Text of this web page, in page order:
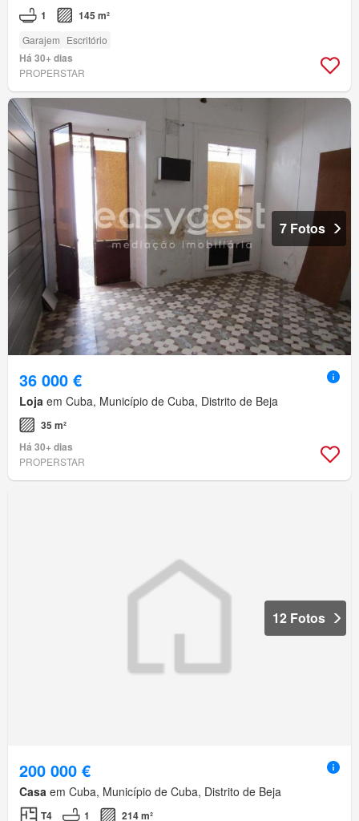
1 145 m²
Garajem Escritório
Há 30+ dias
PROPERSTAR
7 Fotos
36 000 €
Loja em Cuba, Município de Cuba, Distrito de Beja
35 m²
Há 30+ dias
PROPERSTAR
12 Fotos
200 000 €
Casa em Cuba, Município de Cuba, Distrito de Beja
T4 1 214 m²